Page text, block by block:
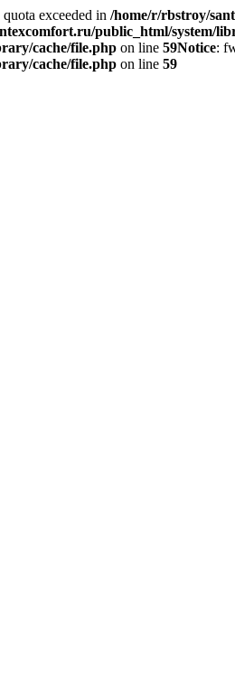
exceeded in /home/r/rbstroy/
public_html/system/
cache/file.php on line 59Notice:
cache/file.php on line 59